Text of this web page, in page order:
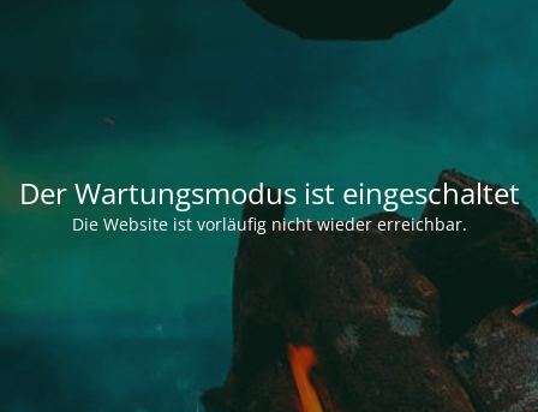
Der Wartungsmodus ist eingeschaltet
Die Website ist vorläufig nicht wieder erreichbar.